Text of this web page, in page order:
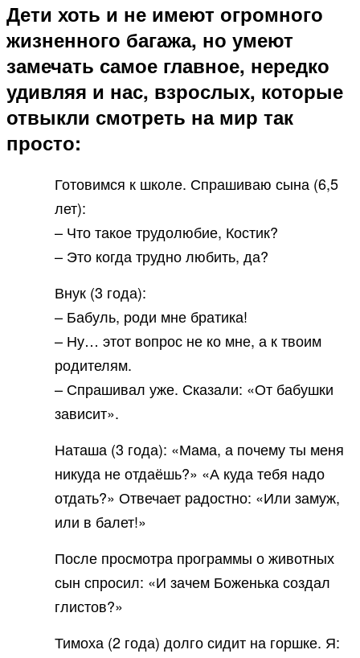
Дети хоть и не имеют огромного
жизненного багажа, но умеют
замечать самое главное, нередко
удивляя и нас, взрослых, которые
отвыкли смотреть на мир так
просто:
Готовимся к школе. Спрашиваю сына (6,5
лет):
– Что такое трудолюбие, Костик?
– Это когда трудно любить, да?
Внук (3 года):
– Бабуль, роди мне братика!
– Ну… этот вопрос не ко мне, а к твоим
родителям.
– Спрашивал уже. Сказали: «От бабушки
зависит».
Наташа (3 года): «Мама, а почему ты меня
никуда не отдаёшь?» «А куда тебя надо
отдать?» Отвечает радостно: «Или замуж,
или в балет!»
После просмотра программы о животных
сын спросил: «И зачем Боженька создал
глистов?»
Тимоха (2 года) долго сидит на горшке. Я: